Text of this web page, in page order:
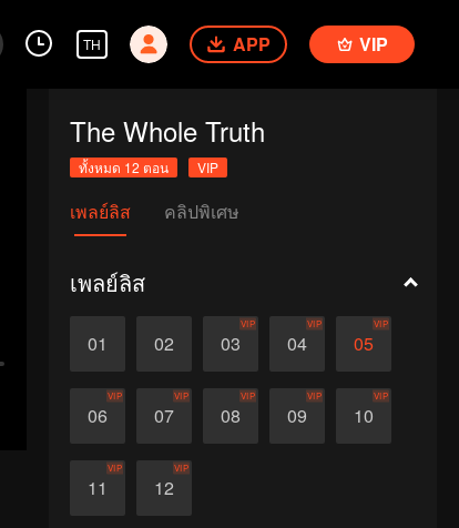
TH APP VIP
The Whole Truth
ทั้งหมด 12 ตอน VIP
เพลย์ลิส คลิปพิเศษ
เพลย์ลิส
01 02 03
VIP
04
VIP
05
VIP
06
VIP
07
VIP
08
VIP
09
VIP
10
VIP
11
VIP
12
VIP